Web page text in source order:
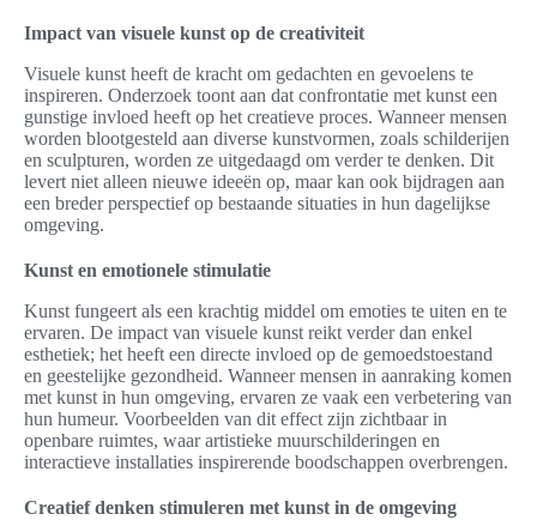
Impact van visuele kunst op de creativiteit
Visuele kunst heeft de kracht om gedachten en gevoelens te
inspireren. Onderzoek toont aan dat confrontatie met kunst een
gunstige invloed heeft op het creatieve proces. Wanneer mensen
worden blootgesteld aan diverse kunstvormen, zoals schilderijen
en sculpturen, worden ze uitgedaagd om verder te denken. Dit
levert niet alleen nieuwe ideeën op, maar kan ook bijdragen aan
een breder perspectief op bestaande situaties in hun dagelijkse
omgeving.
Kunst en emotionele stimulatie
Kunst fungeert als een krachtig middel om emoties te uiten en te
ervaren. De impact van visuele kunst reikt verder dan enkel
esthetiek; het heeft een directe invloed op de gemoedstoestand
en geestelijke gezondheid. Wanneer mensen in aanraking komen
met kunst in hun omgeving, ervaren ze vaak een verbetering van
hun humeur. Voorbeelden van dit effect zijn zichtbaar in
openbare ruimtes, waar artistieke muurschilderingen en
interactieve installaties inspirerende boodschappen overbrengen.
Creatief denken stimuleren met kunst in de omgeving